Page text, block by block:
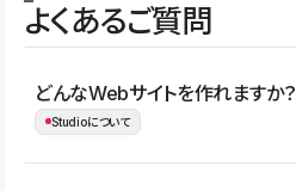
よくあるご質問
どんなWebサイトを作れますか？
Studioについて